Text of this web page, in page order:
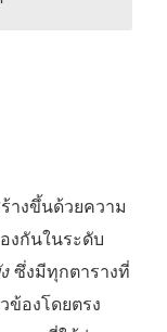
างขึ้นด้วยความ
งกันในระดับ
ซึ่งมีทุกตารางที่
ข้องโดยตรง